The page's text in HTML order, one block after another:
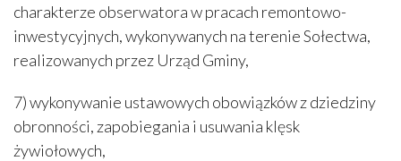
charakterze obserwatora w pracach remontowo-
inwestycyjnych, wykonywanych na terenie Sołectwa,
realizowanych przez Urząd Gminy,
7) wykonywanie ustawowych obowiązków z dziedziny
obronności, zapobiegania i usuwania klęsk
żywiołowych,